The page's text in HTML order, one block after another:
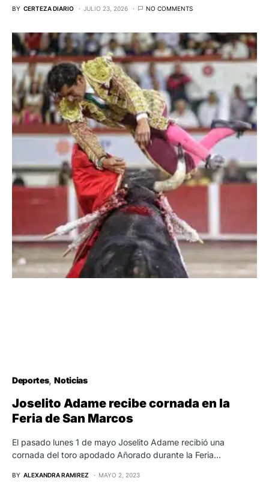
BY CERTEZA DIARIO JULIO 23, 2026 NO COMMENTS
Deportes Noticias
Joselito Adame recibe cornada en la
Feria de San Marcos
El pasado lunes 1 de mayo Joselito Adame recibió una
cornada del toro apodado Añorado durante la Feria…
BY ALEXANDRA RAMIREZ MAYO 2, 2023